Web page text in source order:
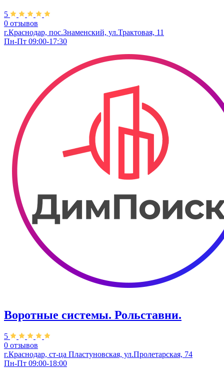
5
0 отзывов
г.Краснодар, пос.Знаменский, ул.Трактовая, 11
Пн-Пт 09:00-17:30
Воротные системы. Рольставни.
5
0 отзывов
г.Краснодар, ст-ца Пластуновская, ул.Пролетарская, 74
Пн-Пт 09:00-18:00